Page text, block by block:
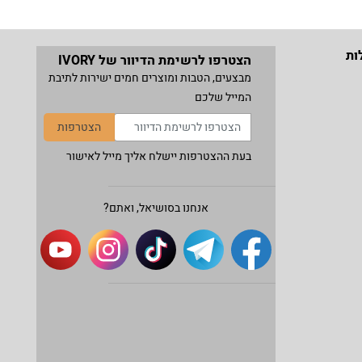
הצטרפו לרשימת הדיוור של IVORY
מבצעים, הטבות ומוצרים חמים ישירות לתיבת
המייל שלכם
הצטרפות
בעת ההצטרפות יישלח אליך מייל לאישור
אנחנו בסושיאל, ואתם?